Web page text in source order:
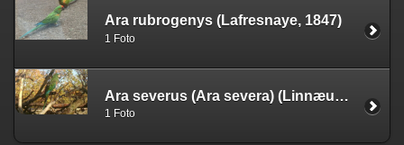
Ara rubrogenys (Lafresnaye, 1847)
1 Foto
Ara severus (Ara severa) (Linnæus, 1758)
1 Foto